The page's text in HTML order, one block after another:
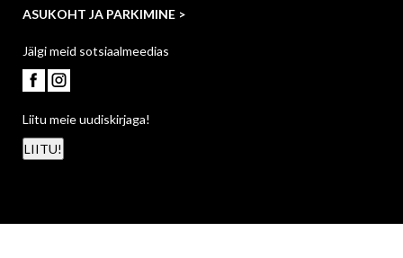
ASUKOHT JA PARKIMINE >
Jälgi meid sotsiaalmeedias
Liitu meie uudiskirjaga!